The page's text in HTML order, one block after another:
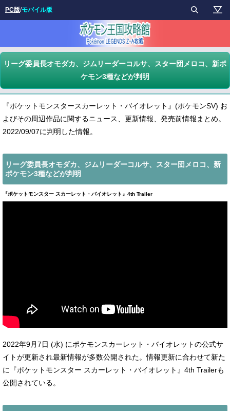
リーグ委員長オモダカ、ジムリーダーコルサ、スター団メロコ、新ポ
ケモン3種などが判明
『ポケットモンスタースカーレット・バイオレット』(ポケモンSV) お
よびその周辺作品に関するニュース、更新情報、発売前情報まとめ。
2022/09/07に判明した情報。
リーグ委員長オモダカ、ジムリーダーコルサ、スター団メロコ、新
ポケモン3種などが判明
『ポケットモンスター スカーレット・バイオレット』4th Trailer
2022年9月7日 (水) にポケモンスカーレット・バイオレットの公式サ
イトが更新され最新情報が多数公開された。情報更新に合わせて新た
に『ポケットモンスター スカーレット・バイオレット』4th Trailerも
公開されている。
PC版/モバイル版